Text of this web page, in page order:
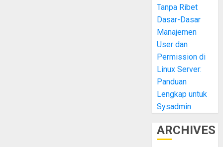
Tanpa Ribet
Dasar-Dasar
Manajemen
User dan
Permission di
Linux Server:
Panduan
Lengkap untuk
Sysadmin
ARCHIVES